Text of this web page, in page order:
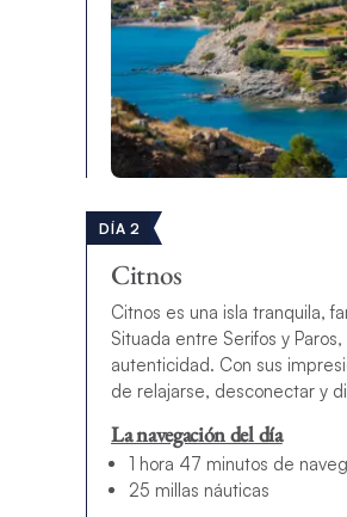
DÍA 2
Citnos
Citnos es una isla tranquila,
Situada entre Serifos y
autenticidad. Con sus
de relajarse, desconectar y
La navegación del día
1 hora 47 minutos de
25 millas náuticas